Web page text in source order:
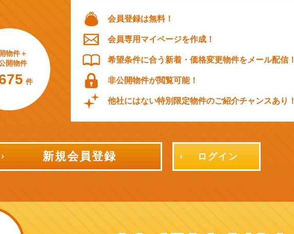
物件＋
開物件
件
会員登録は無料！
会員専用マイページを作成！
希望条件に合う新着・価格変更物件をメール配信！
非公開物件が閲覧可能！
他社にはない特別限定物件のご紹介チャンスあり！
新規会員登録 ログイン